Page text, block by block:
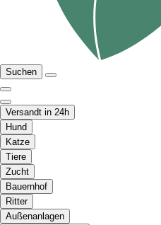
Suchen
Versandt in 24h
Hund
Katze
Tiere
Zucht
Bauernhof
Ritter
Außenanlagen